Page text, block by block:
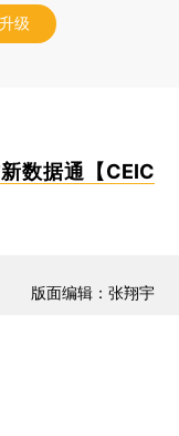
级
数据通【CEIC
版面编辑：张翔宇